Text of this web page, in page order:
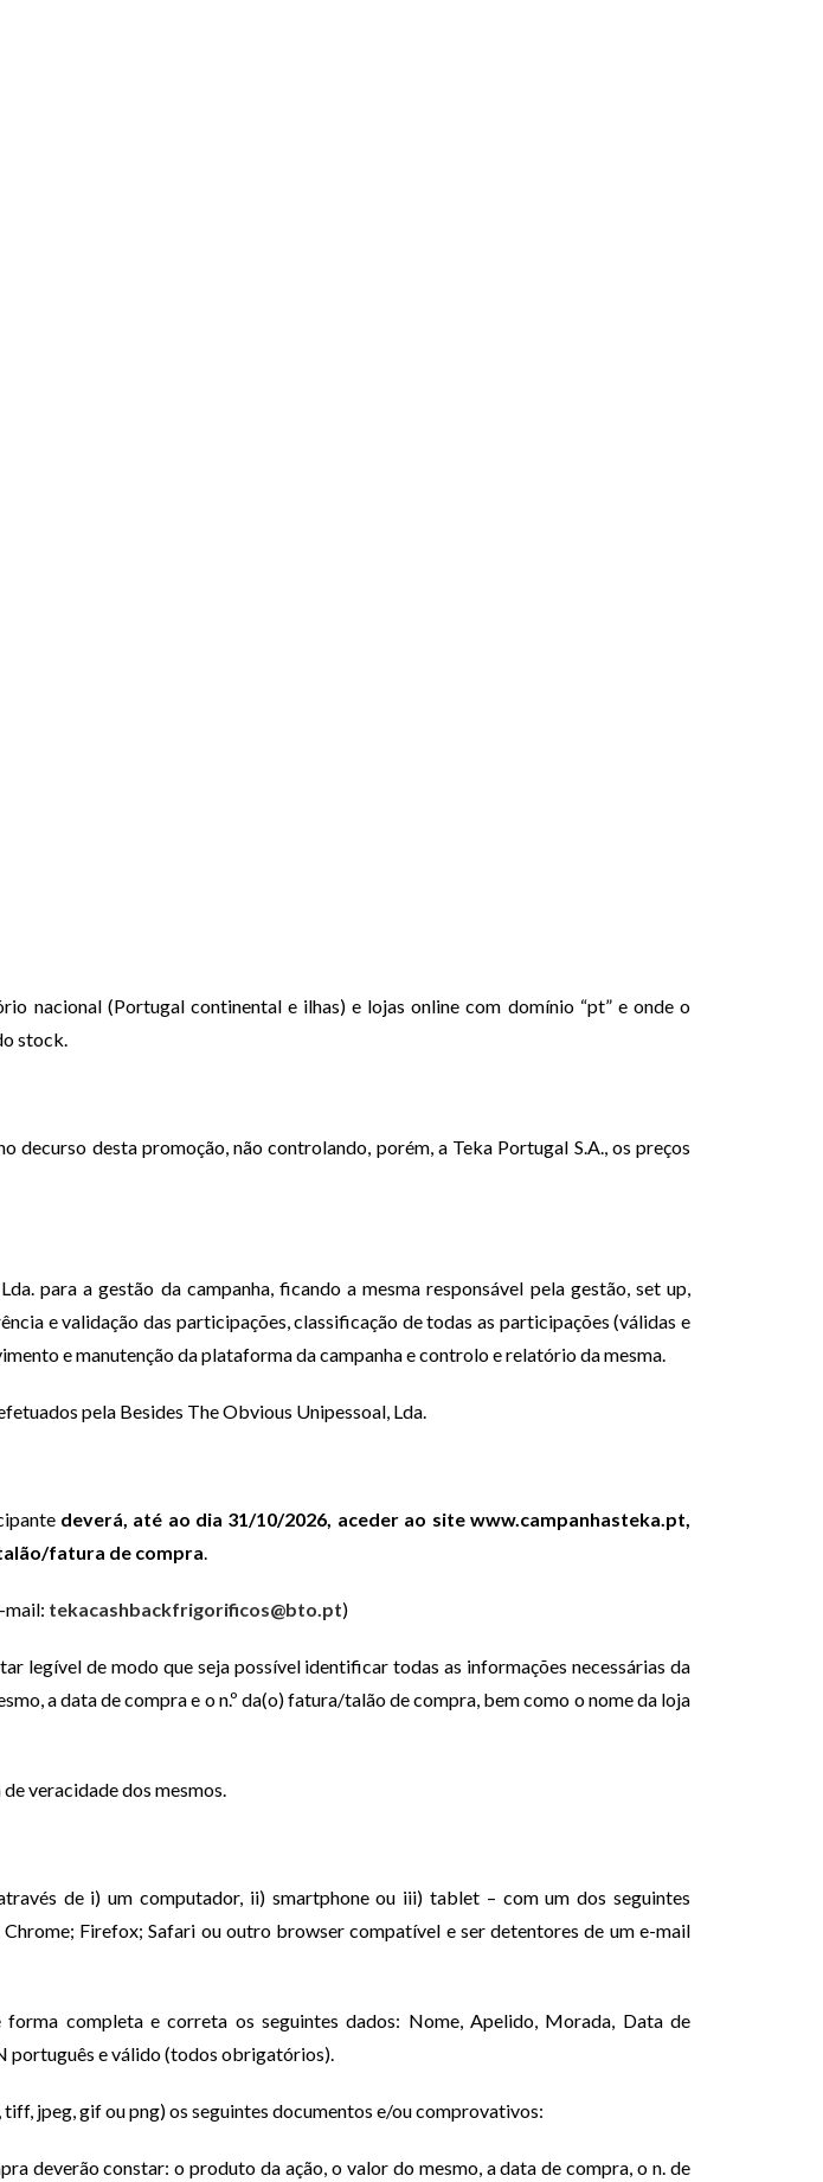
nacional (Portugal continental e ilhas) e lojas online com domínio “pt” e onde o
stock.
desta promoção, não controlando, porém, a Teka Portugal S.A., os preços
para a gestão da campanha, ficando a mesma responsável pela gestão, set up,
e validação das participações, classificação de todas as participações (válidas e
e manutenção da plataforma da campanha e controlo e relatório da mesma.
pela Besides The Obvious Unipessoal, Lda.
deverá, até ao dia 31/10/2026, aceder ao site www.campanhasteka.pt,
fatura de compra.
mail: tekacashbackfrigorificos@bto.pt)
legível de modo que seja possível identificar todas as informações necessárias da
a data de compra e o n.º da(o) fatura/talão de compra, bem como o nome da loja
veracidade dos mesmos.
de i) um computador, ii) smartphone ou iii) tablet – com um dos seguintes
Firefox; Safari ou outro browser compatível e ser detentores de um e-mail
completa e correta os seguintes dados: Nome, Apelido, Morada, Data de
português e válido (todos obrigatórios).
jpeg, gif ou png) os seguintes documentos e/ou comprovativos:
deverão constar: o produto da ação, o valor do mesmo, a data de compra, o n. de